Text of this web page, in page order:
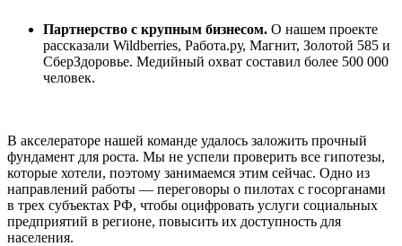
Партнерство с крупным бизнесом. О нашем проекте
рассказали Wildberries, Работа.ру, Магнит, Золотой 585 и
СберЗдоровье. Медийный охват составил более 500 000
человек.
В акселераторе нашей команде удалось заложить прочный
фундамент для роста. Мы не успели проверить все гипотезы,
которые хотели, поэтому занимаемся этим сейчас. Одно из
направлений работы — переговоры о пилотах с госорганами
в трех субъектах РФ, чтобы оцифровать услуги социальных
предприятий в регионе, повысить их доступность для
населения.